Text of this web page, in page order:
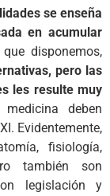
se enseña
en acumular
disponemos,
pero las
les resulte muy
deben
Evidentemente,
fisiología,
también son
legislación y